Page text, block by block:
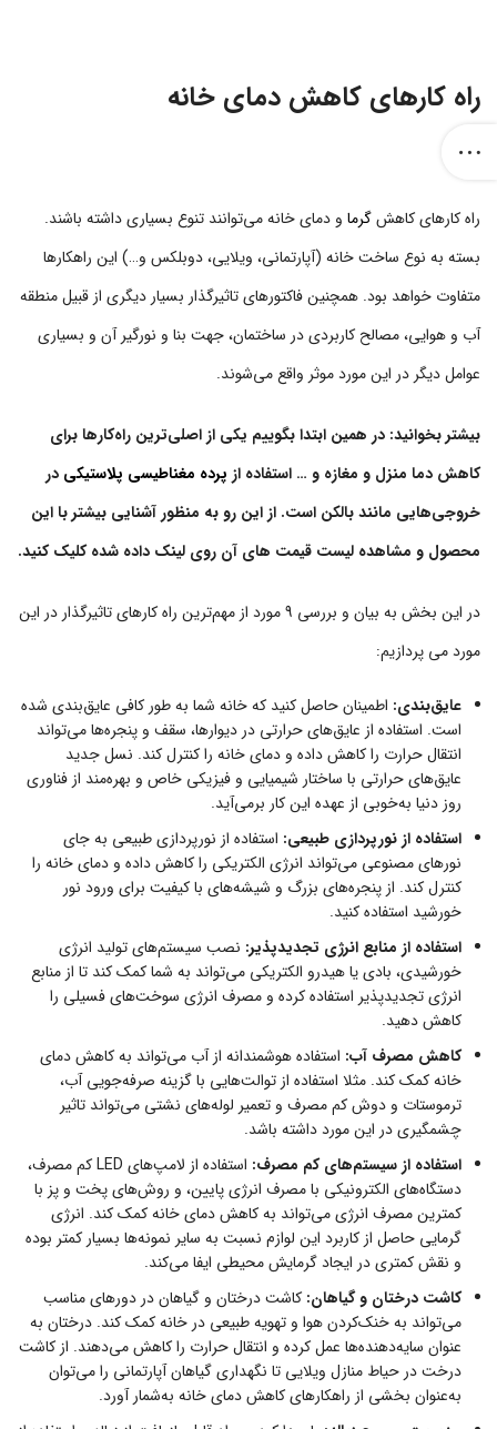
راه کارهای کاهش دمای خانه
راه کارهای کاهشگرما و دمای خانه می‌توانند تنوع بسیاری داشته باشند.
بسته به نوع ساخت خانه (آپارتمانی، ویلایی، دوبلکس و…) این راهکارها
متفاوت خواهد بود. همچنین فاکتورهای تاثیرگذار بسیار دیگری از قبیل منطقه
آب و هوایی، مصالح کاربردی در ساختمان، جهت بنا و نورگیر آن و بسیاری
عوامل دیگر در این مورد موثر واقع می‌شوند.
بیشتر بخوانید: در همین ابتدا بگوییم یکی از اصلی‌ترین راه‌کارها برای
کاهش دما منزل و مغازه و … استفاده از پرده‌ مغناطیسی پلاستیکی در
خروجی‌هایی مانند بالکن است. از این رو به منظور آشنایی بیشتر با این
محصول و مشاهده لیست قیمت های آن روی لینک داده شده کلیک کنید.
در این بخش به بیان و بررسی 9 مورد از مهم‌ترین راه کارهای تاثیرگذار در این
مورد می پردازیم:
عایق‌بندی: اطمینان حاصل کنید که خانه شما به طور کافی عایق‌بندی شده
است. استفاده از عایق‌های حرارتی در دیوارها، سقف و پنجره‌ها می‌تواند
انتقال حرارت را کاهش داده و دمای خانه را کنترل کند. نسل جدید
عایق‌های حرارتی با ساختار شیمیایی و فیزیکی خاص و بهره‌مند از فناوری
روز دنیا به‌خوبی از عهده این کار برمی‌آید.
استفاده از نورپردازی طبیعی: استفاده از نورپردازی طبیعی به جای
نورهای مصنوعی می‌تواند انرژی الکتریکی را کاهش داده و دمای خانه را
کنترل کند. از پنجره‌های بزرگ و شیشه‌های با کیفیت برای ورود نور
خورشید استفاده کنید.
استفاده از منابع انرژی تجدیدپذیر: نصب سیستم‌های تولید انرژی
خورشیدی، بادی یا هیدرو الکتریکی می‌تواند به شما کمک کند تا از منابع
انرژی تجدیدپذیر استفاده کرده و مصرف انرژی سوخت‌های فسیلی را
کاهش دهید.
کاهش مصرف آب: استفاده هوشمندانه از آب می‌تواند به کاهش دمای
خانه کمک کند. مثلا استفاده از توالت‌هایی با گزینه صرفه‌جویی آب،
ترموستات و دوش کم مصرف و تعمیر لوله‌های نشتی می‌تواند تاثیر
چشمگیری در این مورد داشته باشد.
استفاده از سیستم‌های کم مصرف:
استفاده از لامپ‌های LED کم مصرف،
دستگاه‌های الکترونیکی با مصرف انرژی پایین، و روش‌های پخت و پز با
کمترین مصرف انرژی می‌تواند به کاهش دمای خانه کمک کند. انرژی
گرمایی حاصل از کاربرد این لوازم نسبت به سایر نمونه‌ها بسیار کمتر بوده
و نقش کمتری در ایجاد گرمایش محیطی ایفا می‌کند.
کاشت درختان و گیاهان: کاشت درختان و گیاهان در دورهای مناسب
می‌تواند به خنک‌کردن هوا و تهویه طبیعی در خانه کمک کند. درختان به
عنوان سایه‌دهنده‌ها عمل کرده و انتقال حرارت را کاهش می‌دهند. از کاشت
درخت در حیاط منازل ویلایی تا نگهداری گیاهان آپارتمانی را می‌توان
به‌عنوان بخشی از راهکارهای کاهش دمای خانه به‌شمار آورد.